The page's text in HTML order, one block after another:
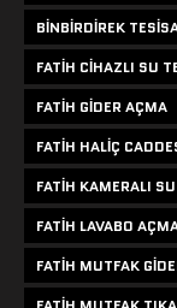
BINBIRDIREK
FATIH CIHAZLI SU
FATIH GIDER AÇMA
FATIH HALIÇ
FATIH KAMERALI
FATIH LAVABO
FATIH MUTFAK